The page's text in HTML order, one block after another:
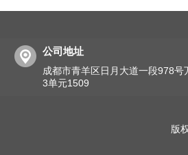
公司地址
成都市青羊区日月大道一段978号
3单元1509
版